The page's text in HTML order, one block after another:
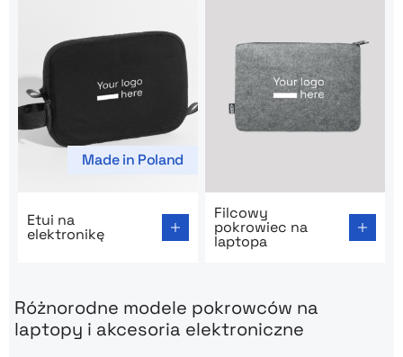
Made in Poland
Etui na
elektronikę
Filcowy
pokrowiec na
laptopa
Różnorodne modele pokrowców na
laptopy i akcesoria elektroniczne